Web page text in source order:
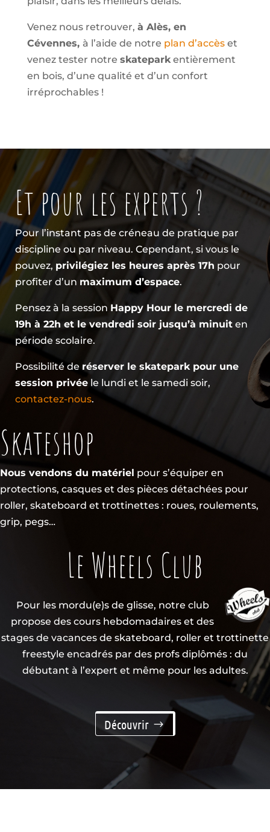
Venez nous retrouver, à Alès, en
Cévennes, à l’aide de notre plan d’accèset
venez tester notre skateparkentièrement
en bois, d’une qualité et d’un confort
irréprochables !
Et pour les experts ?
Pour l’instant pas de créneau de pratique par
discipline ou par niveau. Cependant, si vous le
pouvez, privilégiez les heures après 17h pour
profiter d’un maximum d’espace.
Pensez à la session Happy Hour le mercredi de
19h à 22h et le vendredi soir jusqu’à minuit en
période scolaire.
Possibilité de réserver le skatepark pour une
session privée le lundi et le samedi soir,
contactez-nous.
Skateshop
Nous vendons du matériel pour s’équiper en
protections, casques et des pièces détachées pour
roller, skateboard et trottinettes : roues, roulements,
grip, pegs…
Le Wheels Club
Pour les mordu(e)s de glisse, notre club
propose des cours hebdomadaires et des
stages de vacances de skateboard, roller et trottinette
freestyle encadrés par des profs diplômés : du
débutant à l’expert et même pour les adultes.
Découvrir